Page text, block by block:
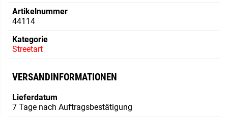
Artikelnummer
44114
Kategorie
Streetart
VERSANDINFORMATIONEN
Lieferdatum
7 Tage nach Auftragsbestätigung